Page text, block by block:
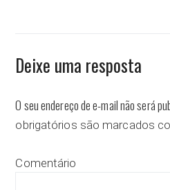
Deixe uma resposta
O seu endereço de e-mail não será
obrigatórios são marcados
Comentário